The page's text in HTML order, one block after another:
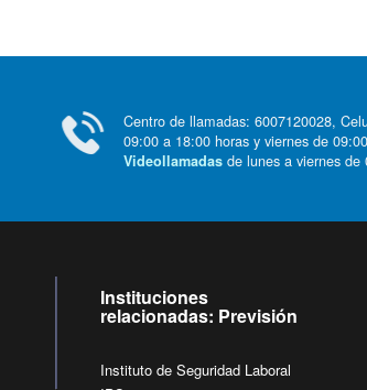
Centro de llamadas: 6007120028,
09:00 a 18:00 horas y viernes de
Videollamadas de lunes a viernes
Instituciones
relacionadas: Previsión
Instituto de Seguridad Laboral